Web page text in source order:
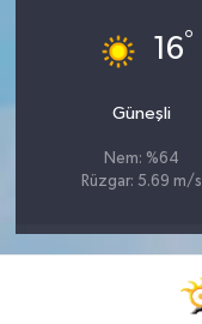
16°
Güneşli
Nem: %64
Rüzgar: 5.69 m/s